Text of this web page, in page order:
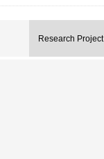
Research Project